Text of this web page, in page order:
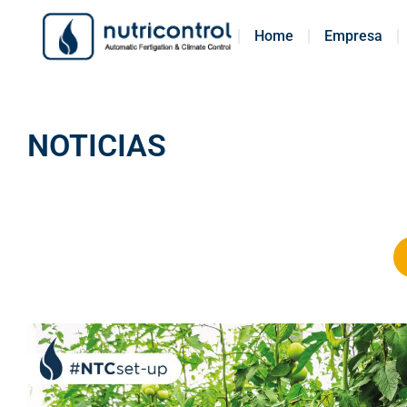
Home Empresa
NOTICIAS
Home Empresa